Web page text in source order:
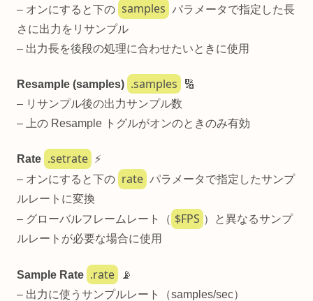
– オンにすると下の samples パラメータで指定した長
さに出力をリサンプル
– 出力長を後段の処理に合わせたいときに使用
Resample (samples) .samples
🔢
– リサンプル後の出力サンプル数
– 上の Resample トグルがオンのときのみ有効
Rate .setrate
⚡
– オンにすると下の rate パラメータで指定したサンプ
ルレートに変換
– グローバルフレームレート（ $FPS ）と異なるサンプ
ルレートが必要な場合に使用
Sample Rate .rate
📡
– 出力に使うサンプルレート（samples/sec）